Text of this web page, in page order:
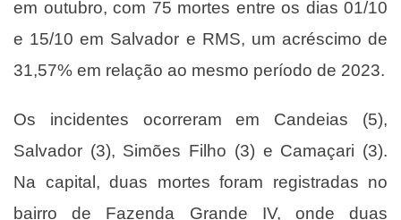
em outubro, com 75 mortes entre os dias 01/10
e 15/10 em Salvador e RMS, um acréscimo de
31,57% em relação ao mesmo período de 2023.
Os incidentes ocorreram em Candeias (5),
Salvador (3), Simões Filho (3) e Camaçari (3).
Na capital, duas mortes foram registradas no
bairro de Fazenda Grande IV, onde duas